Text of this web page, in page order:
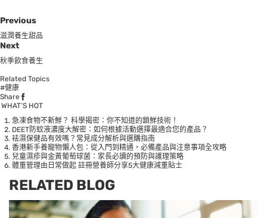
Previous
滋潤養生甜品
Next
秋季飲食養生
Related Topics
#健康
Share
WHAT’S HOT
急凍食物不新鮮？ 科學揭密：你不知道的鎖鮮技術！
DEET防蚊液濃度大解密：如何根據活動選擇最適合您的產品？
袪濕保健品有效嗎？常見成分解析與選購指南
香港新手養寵物懶人包：從入門到精通，必備產品與注意事項全攻略
兒童濕疹與金黃葡萄球菌：家長必讀的預防與護理策略
體重管理由日常做起 註冊營養師分享5大健康減重貼士
RELATED BLOG